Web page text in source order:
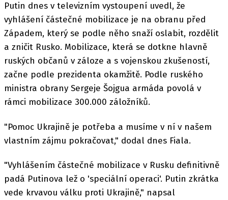
Putin dnes v televizním vystoupení uvedl, že
vyhlášení částečné mobilizace je na obranu před
Západem, který se podle něho snaží oslabit, rozdělit
a zničit Rusko. Mobilizace, která se dotkne hlavně
ruských občanů v záloze a s vojenskou zkušeností,
začne podle prezidenta okamžitě. Podle ruského
ministra obrany Sergeje Šojgua armáda povolá v
rámci mobilizace 300.000 záložníků.
"Pomoc Ukrajině je potřeba a musíme v ní v našem
vlastním zájmu pokračovat," dodal dnes Fiala.
"Vyhlášením částečné mobilizace v Rusku definitivně
padá Putinova lež o 'speciální operaci'. Putin zkrátka
vede krvavou válku proti Ukrajině," napsal